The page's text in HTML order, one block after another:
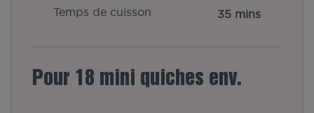
Temps de cuisson 35 mins
Pour 18 mini quiches env.